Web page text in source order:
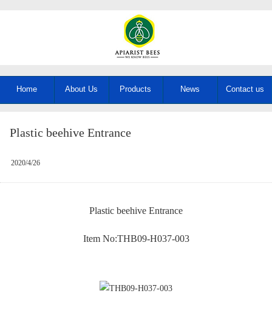
Home About Us Products News Contact us
Plastic beehive Entrance
2020/4/26
Plastic beehive Entrance
Item No:THB09-H037-003